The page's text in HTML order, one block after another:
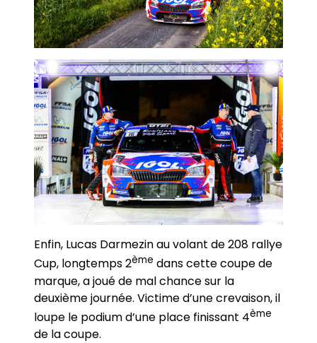
Enfin, Lucas Darmezin au volant de 208 rallye
Cup, longtemps 2ème dans cette coupe de
marque, a joué de mal chance sur la
deuxième journée. Victime d’une crevaison, il
loupe le podium d’une place finissant 4ème
de la coupe.